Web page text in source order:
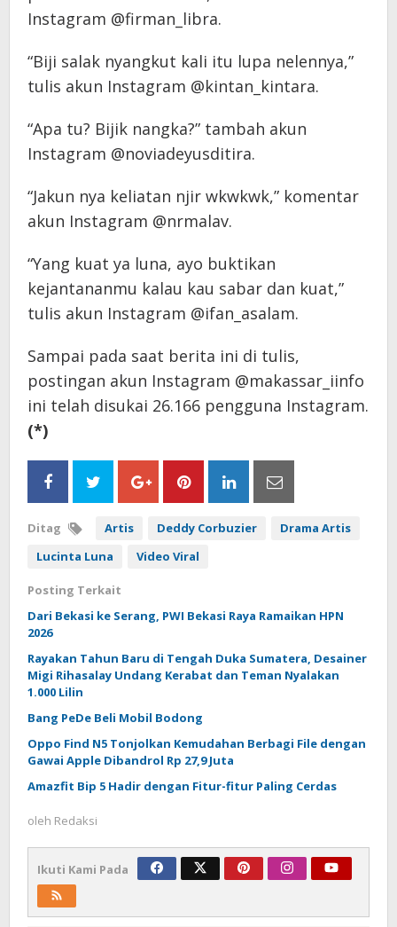
Instagram @firman_libra.
“Biji salak nyangkut kali itu lupa nelennya,”
tulis akun Instagram @kintan_kintara.
“Apa tu? Bijik nangka?” tambah akun
Instagram @noviadeyusditira.
“Jakun nya keliatan njir wkwkwk,” komentar
akun Instagram @nrmalav.
“Yang kuat ya luna, ayo buktikan
kejantananmu kalau kau sabar dan kuat,”
tulis akun Instagram @ifan_asalam.
Sampai pada saat berita ini di tulis,
postingan akun Instagram @makassar_iinfo
ini telah disukai 26.166 pengguna Instagram.
(*)
Ditag Artis Deddy Corbuzier
Drama Artis
Lucinta Luna
Video Viral
Posting Terkait
Dari Bekasi ke Serang, PWI Bekasi Raya Ramaikan HPN
2026
Rayakan Tahun Baru di Tengah Duka Sumatera, Desainer
Migi Rihasalay Undang Kerabat dan Teman Nyalakan
1.000 Lilin
Bang PeDe Beli Mobil Bodong
Oppo Find N5 Tonjolkan Kemudahan Berbagi File dengan
Gawai Apple Dibandrol Rp 27,9 Juta
Amazfit Bip 5 Hadir dengan Fitur-fitur Paling Cerdas
oleh Redaksi
Ikuti Kami Pada